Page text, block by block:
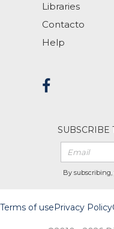
Libraries
Contacto
Help
SUBSCRIBE
By subscribing,
Terms of usePrivacy Policy